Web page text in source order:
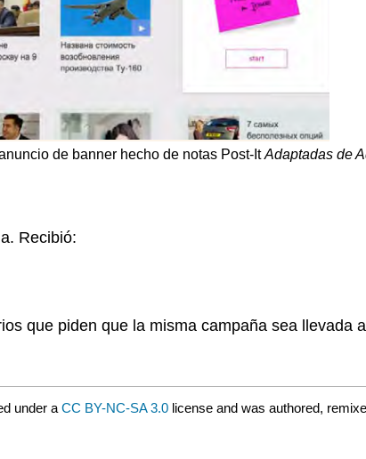
de banner hecho de notas Post-ItAdaptadas de
Recibió:
que piden que la misma campaña sea llevada
under a CC BY-NC-SA 3.0 license and was authored,